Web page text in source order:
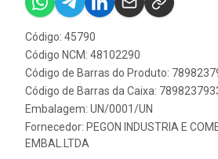
Código: 45790
Código NCM: 48102290
Código de Barras do Produto:
Código de Barras da Caixa:
Embalagem: UN/0001/UN
Fornecedor: PEGON INDUSTRIA E
EMBAL.LTDA